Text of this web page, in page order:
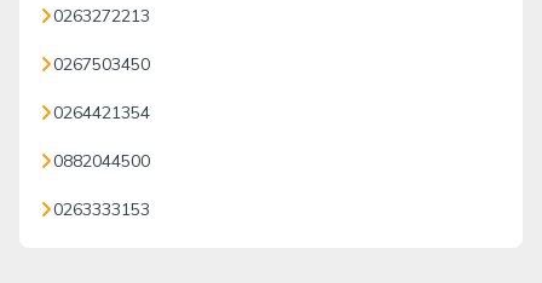
0263272213
0267503450
0264421354
0882044500
0263333153